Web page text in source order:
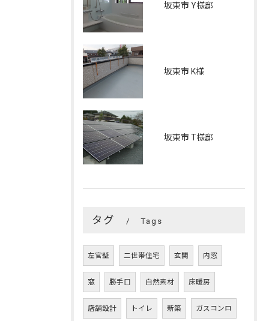
坂東市 Y様邸
坂東市 K様
坂東市 T様邸
タグ Tags
左官壁 二世帯住宅 玄関 内窓
窓 勝手口 自然素材 床暖房
店舗設計 トイレ 新築 ガスコンロ